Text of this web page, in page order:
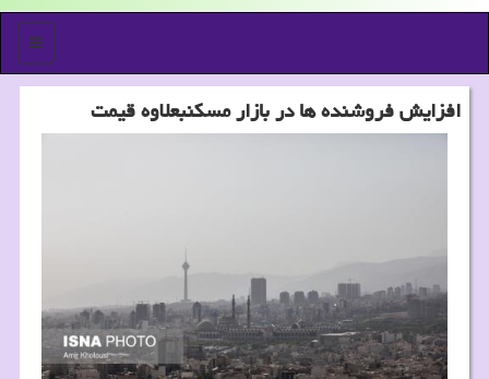
منو
افزایش فروشنده ها در بازار مسكنبعلاوه قیمت